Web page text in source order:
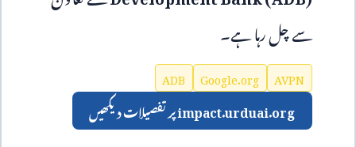
سے چل رہا ہے۔
AVPN
Google.org
ADB
impact.urduai.orgپر تفصیلات دیکھیں